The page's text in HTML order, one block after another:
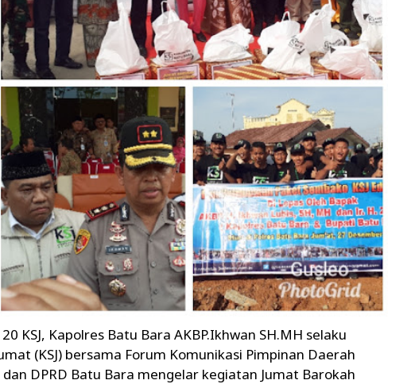
KSJ, Kapolres Batu Bara AKBP.Ikhwan SH.MH selaku
(KSJ) bersama Forum Komunikasi Pimpinan Daerah
DPRD Batu Bara mengelar kegiatan Jumat Barokah